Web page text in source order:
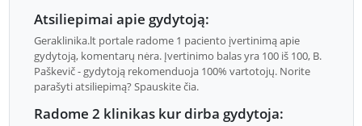
Atsiliepimai apie gydytoją:
Geraklinika.lt portale radome 1 paciento įvertinimą apie
gydytoją, komentarų nėra. Įvertinimo balas yra 100 iš 100, B.
Paškevič - gydytoją rekomenduoja 100% vartotojų. Norite
parašyti atsiliepimą? Spauskite čia.
Radome 2 klinikas kur dirba gydytoja: